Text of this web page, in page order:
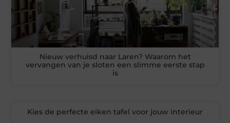
Nieuw verhuisd naar Laren? Waarom het
vervangen van je sloten een slimme eerste stap
is
Kies de perfecte eiken tafel voor jouw interieur